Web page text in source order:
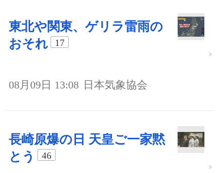
東北や関東、ゲリラ雷雨の
おそれ
17
08月09日 13:08 日本気象協会
長崎原爆の日 天皇ご一家黙
とう
46